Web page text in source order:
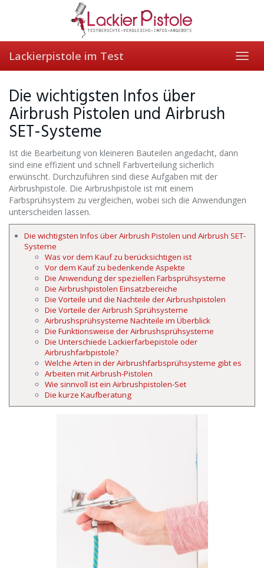
content
Lackierpistole im Test
Die wichtigsten Infos über
Airbrush Pistolen und Airbrush
SET-Systeme
Ist die Bearbeitung von kleineren Bauteilen angedacht, dann
sind eine effizient und schnell Farbverteilung sicherlich
erwünscht. Durchzuführen sind diese Aufgaben mit der
Airbrushpistole. Die Airbrushpistole ist mit einem
Farbsprühsystem zu vergleichen, wobei sich die Anwendungen
unterscheiden lassen.
Die wichtigsten Infos über Airbrush Pistolen und Airbrush SET-
Systeme
Was vor dem Kauf zu berücksichtigen ist
Vor dem Kauf zu bedenkende Aspekte
Die Anwendung der speziellen Farbsprühsysteme
Die Airbrushpistolen Einsatzbereiche
Die Vorteile und die Nachteile der Airbrushpistolen
Die Vorteile der Airbrush Sprühsysteme
Airbrushsprühsysteme Nachteile im Überblick
Die Funktionsweise der Airbrushsprühsysteme
Die Unterschiede Lackierfarbepistole oder
Airbrushfarbpistole?
Welche Arten in der Airbrushfarbsprühsysteme gibt es
Arbeiten mit Airbrush-Pistolen
Wie sinnvoll ist ein Airbrushpistolen-Set
Die kurze Kaufberatung